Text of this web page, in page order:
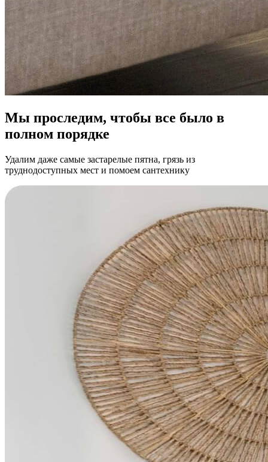
Мы проследим, чтобы все было в
полном порядке
Удалим даже самые застарелые пятна, грязь из
труднодоступных мест и помоем сантехнику